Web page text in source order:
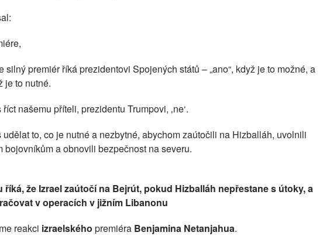
silný premiér říká prezidentovi Spojených států – „ano“, když je to možné, a
je to nutné.
našemu příteli, prezidentu Trumpovi, ‚ne‘.
udělat to, co je nutné a nezbytné, abychom zaútočili na Hizballáh, uvolnili
bojovníkům a obnovili bezpečnost na severu.
říká, že Izrael zaútočí na Bejrút, pokud Hizballáh nepřestane s útoky, a
v operacích v jižním Libanonu
reakci izraelského premiéra Benjamina Netanjahua.